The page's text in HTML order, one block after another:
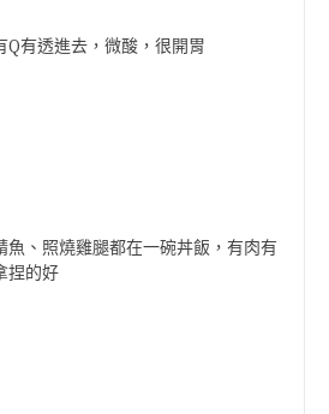
Q有透進去，微酸，很開胃
、照燒雞腿都在一碗丼飯，有肉有
捏的好